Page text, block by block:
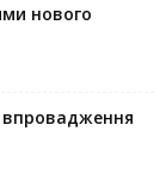
нового
впровадження